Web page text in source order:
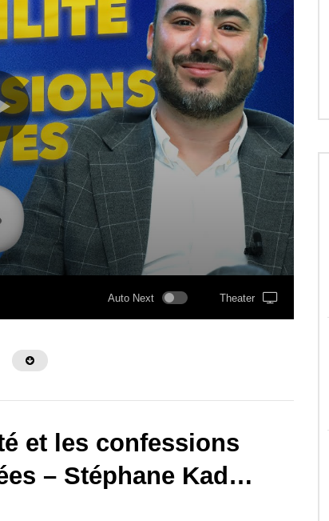
Auto Next Theater
et les confessions
– Stéphane Kad…